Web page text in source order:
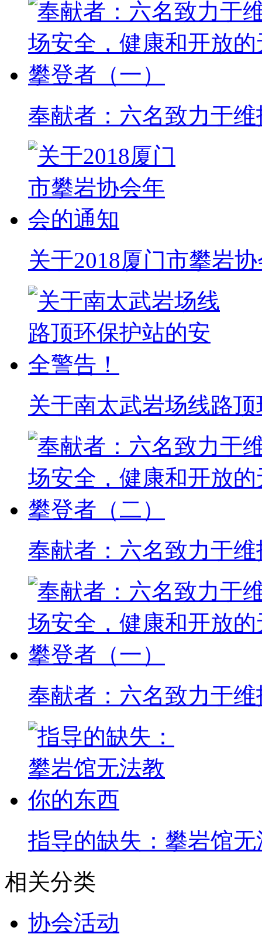
奉献者：六名致力于
关于2018厦门市攀岩
关于南太武岩场线路
奉献者：六名致力于
奉献者：六名致力于
指导的缺失：攀岩馆
相关分类
协会活动